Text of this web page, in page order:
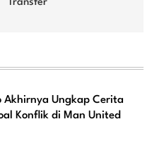
Transfer
Akhirnya Ungkap Cerita
Konflik di Man United